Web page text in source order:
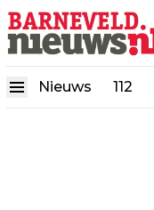
Nieuws 112